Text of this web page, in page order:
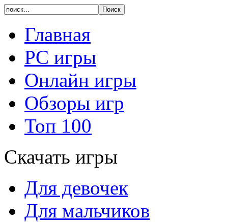
Главная
PC игры
Онлайн игры
Обзоры игр
Топ 100
Скачать игры
Для девочек
Для мальчиков